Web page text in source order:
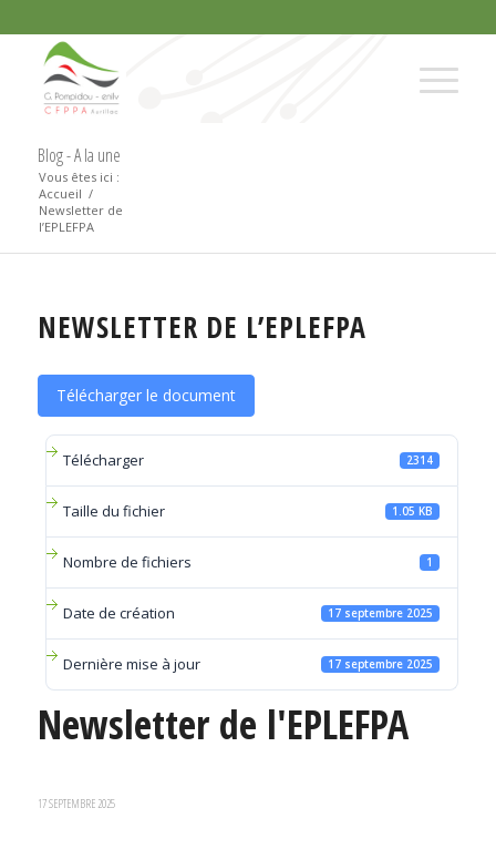
Blog - A la une
Vous êtes ici :
Accueil /
Newsletter de
l’EPLEFPA
NEWSLETTER DE L’EPLEFPA
Télécharger le document
Télécharger 2314
Taille du fichier 1.05 KB
Nombre de fichiers 1
Date de création 17 septembre 2025
Dernière mise à jour 17 septembre 2025
Newsletter de l'EPLEFPA
17 SEPTEMBRE 2025